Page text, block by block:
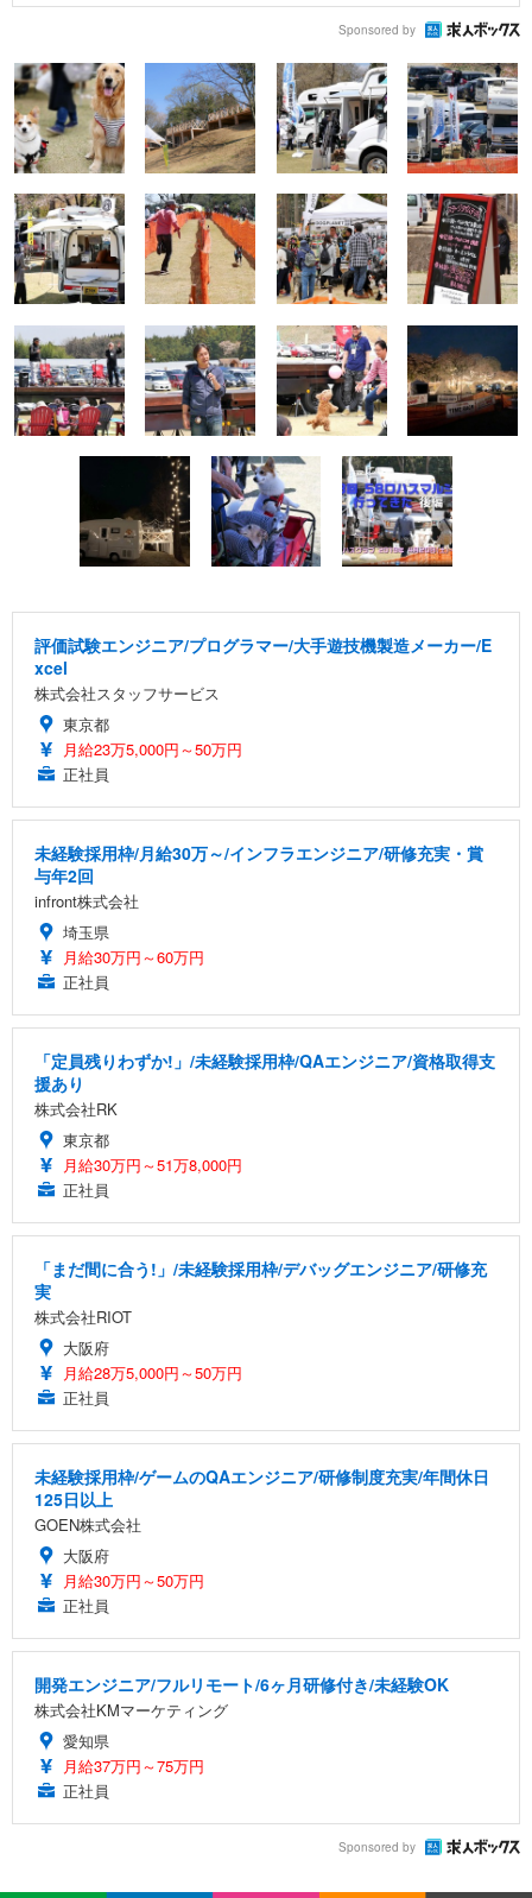
Sponsored by
評価試験エンジニア/プログラマー/大手遊技機製造メーカー/E
xcel
株式会社スタッフサービス
東京都
月給23万5,000円～50万円
正社員
未経験採用枠/月給30万～/インフラエンジニア/研修充実・賞
与年2回
infront株式会社
埼玉県
月給30万円～60万円
正社員
「定員残りわずか!」/未経験採用枠/QAエンジニア/資格取得支
援あり
株式会社RK
東京都
月給30万円～51万8,000円
正社員
「まだ間に合う!」/未経験採用枠/デバッグエンジニア/研修充
実
株式会社RIOT
大阪府
月給28万5,000円～50万円
正社員
未経験採用枠/ゲームのQAエンジニア/研修制度充実/年間休日
125日以上
GOEN株式会社
大阪府
月給30万円～50万円
正社員
開発エンジニア/フルリモート/6ヶ月研修付き/未経験OK
株式会社KMマーケティング
愛知県
月給37万円～75万円
正社員
Sponsored by